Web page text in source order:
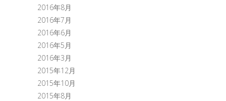
2016年8月
2016年7月
2016年6月
2016年5月
2016年3月
2015年12月
2015年10月
2015年8月